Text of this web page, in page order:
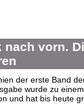
vorn.
der erste Band
wurde zu
und hat bis heute